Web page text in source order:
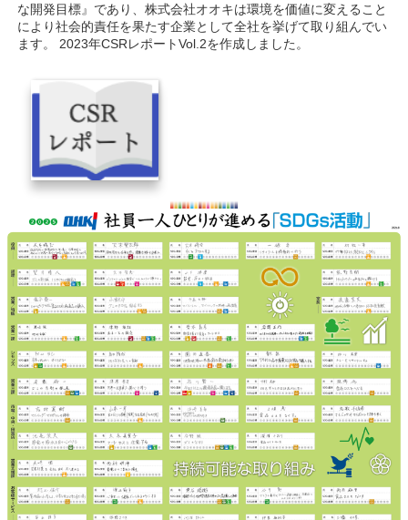
な開発目標』であり、株式会社オオキは環境を価値に変えること
により社会的責任を果たす企業として全社を挙げて取り組んでい
ます。 2023年CSRレポートVol.2を作成しました。